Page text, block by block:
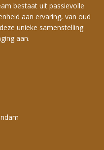
bestaat uit passievolle
aan ervaring, van oud
unieke samenstelling
aan.